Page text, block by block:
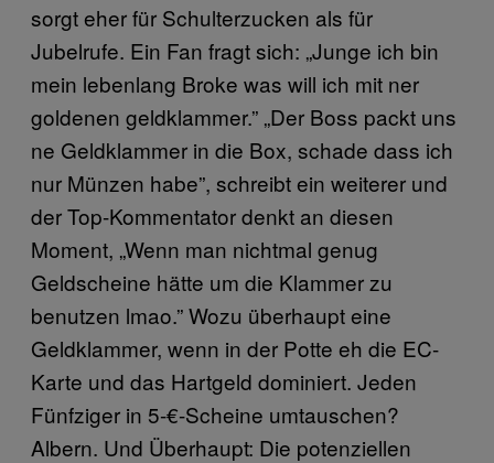
sorgt eher für Schulterzucken als für
Jubelrufe. Ein Fan fragt sich: „Junge ich bin
mein lebenlang Broke was will ich mit ner
goldenen geldklammer.” „Der Boss packt uns
ne Geldklammer in die Box, schade dass ich
nur Münzen habe”, schreibt ein weiterer und
der Top-Kommentator denkt an diesen
Moment, „Wenn man nichtmal genug
Geldscheine hätte um die Klammer zu
benutzen lmao.” Wozu überhaupt eine
Geldklammer, wenn in der Potte eh die EC-
Karte und das Hartgeld dominiert. Jeden
Fünfziger in 5-€-Scheine umtauschen?
Albern. Und Überhaupt: Die potenziellen